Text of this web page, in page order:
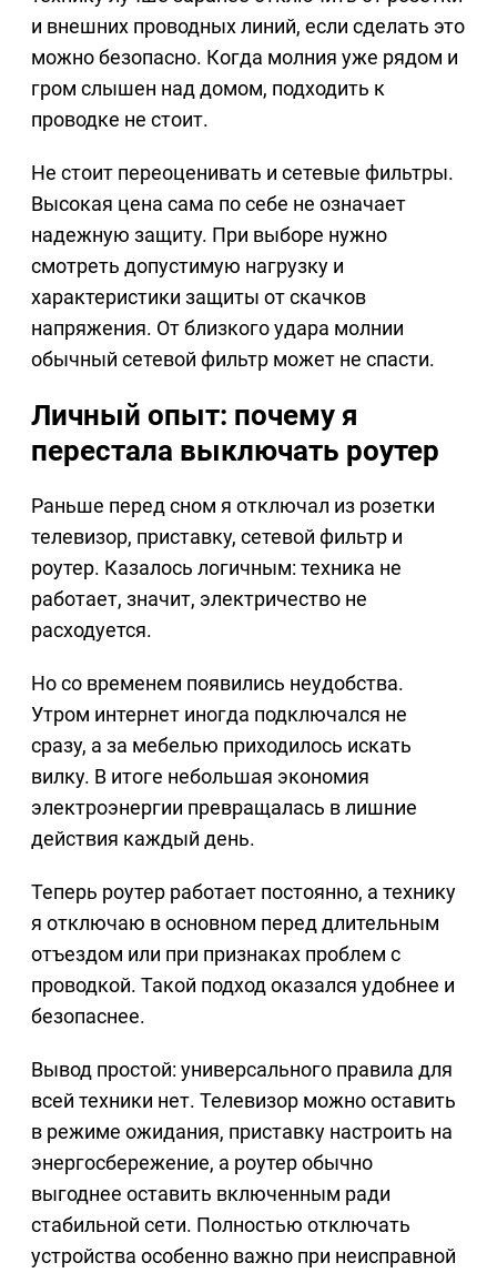
и внешних проводных линий, если сделать это
можно безопасно. Когда молния уже рядом и
гром слышен над домом, подходить к
проводке не стоит.
Не стоит переоценивать и сетевые фильтры.
Высокая цена сама по себе не означает
надежную защиту. При выборе нужно
смотреть допустимую нагрузку и
характеристики защиты от скачков
напряжения. От близкого удара молнии
обычный сетевой фильтр может не спасти.
Личный опыт: почему я
перестала выключать роутер
Раньше перед сном я отключал из розетки
телевизор, приставку, сетевой фильтр и
роутер. Казалось логичным: техника не
работает, значит, электричество не
расходуется.
Но со временем появились неудобства.
Утром интернет иногда подключался не
сразу, а за мебелью приходилось искать
вилку. В итоге небольшая экономия
электроэнергии превращалась в лишние
действия каждый день.
Теперь роутер работает постоянно, а технику
я отключаю в основном перед длительным
отъездом или при признаках проблем с
проводкой. Такой подход оказался удобнее и
безопаснее.
Вывод простой: универсального правила для
всей техники нет. Телевизор можно оставить
в режиме ожидания, приставку настроить на
энергосбережение, а роутер обычно
выгоднее оставить включенным ради
стабильной сети. Полностью отключать
устройства особенно важно при неисправной